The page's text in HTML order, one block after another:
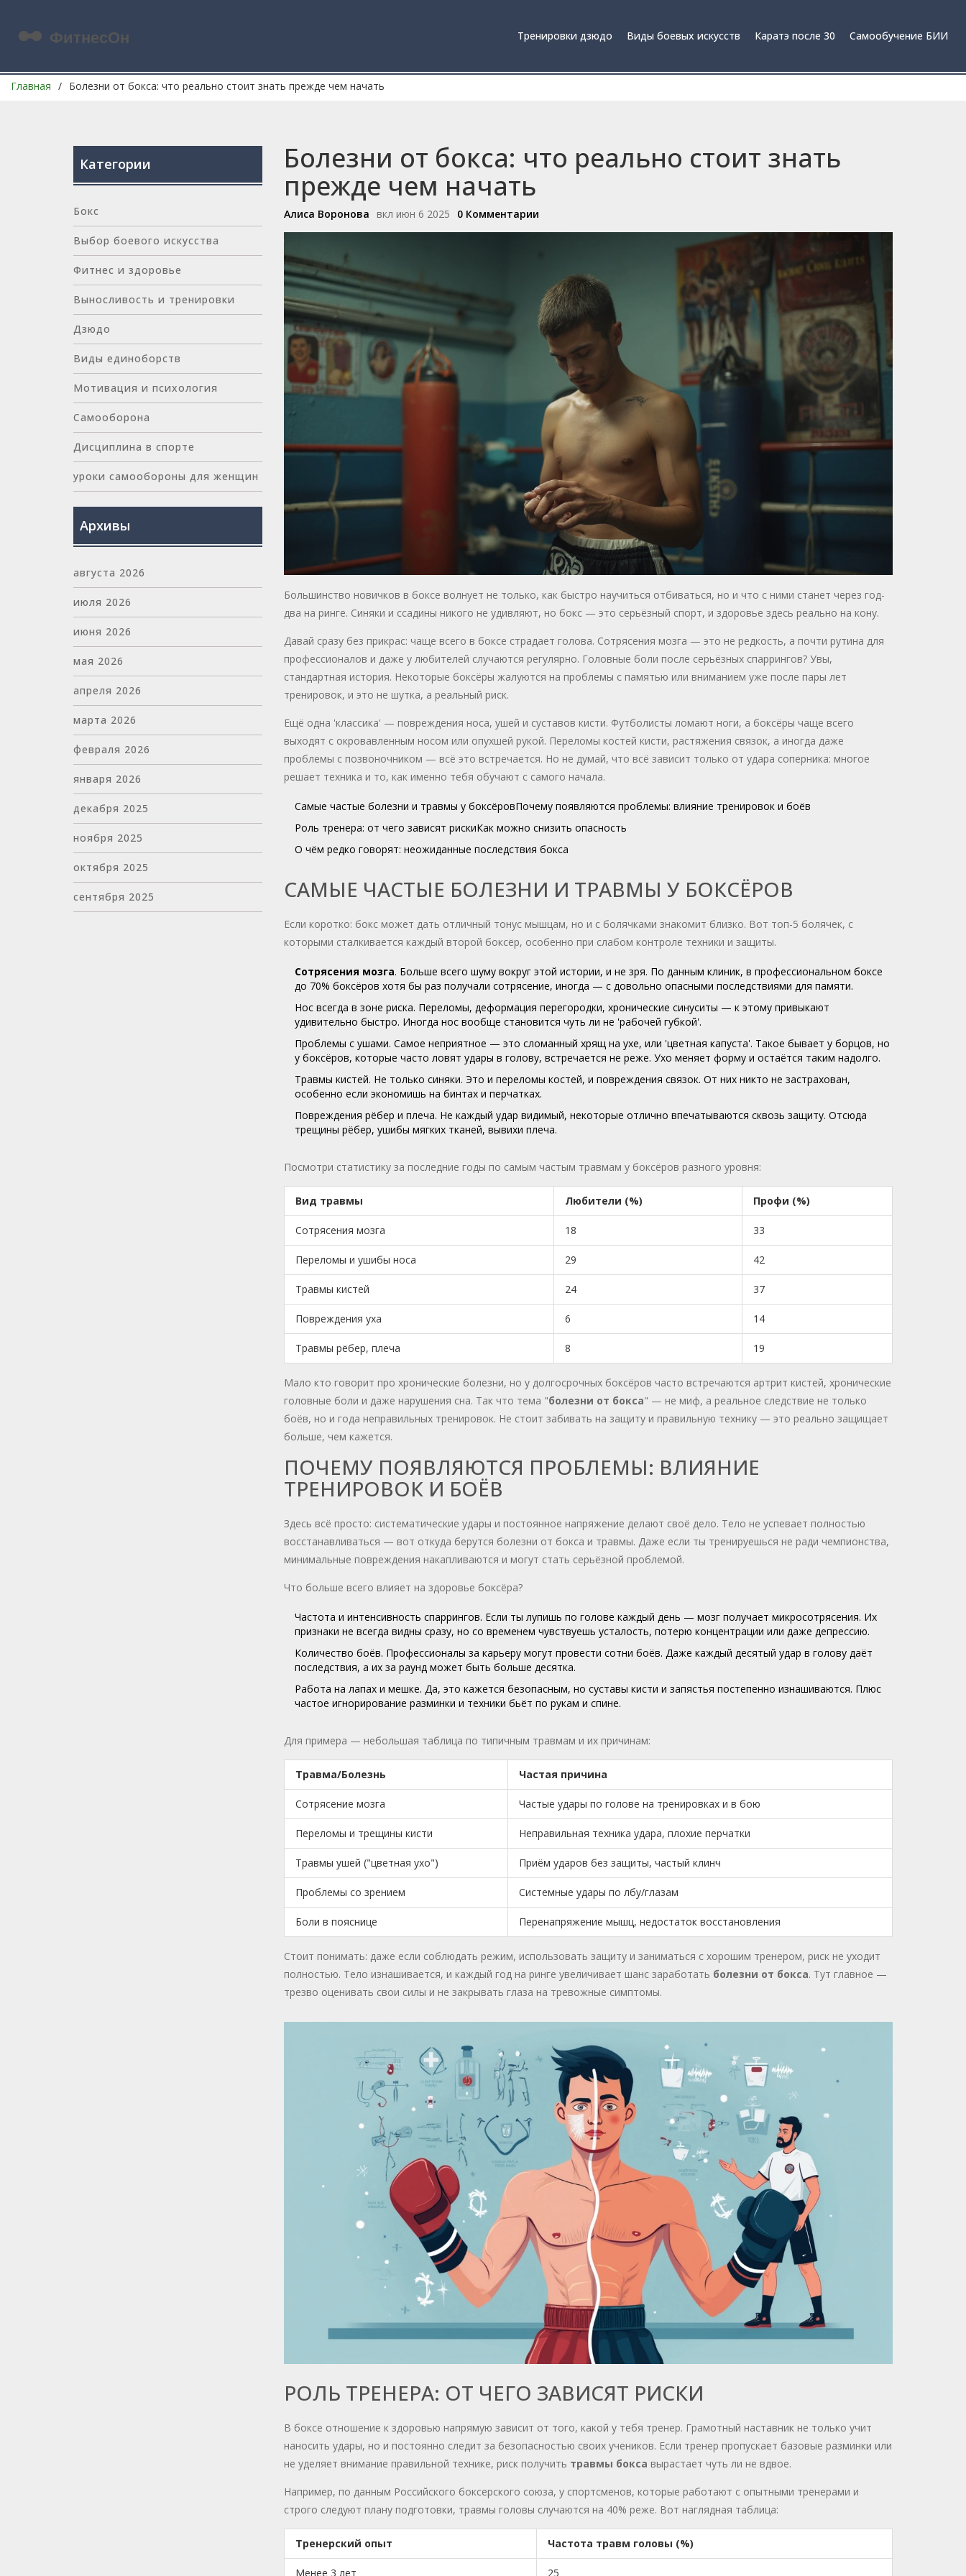
Тренировки дзюдо Виды боевых искусств Каратэ после 30 Самообучение БИИ
Главная Болезни от бокса: что реально стоит знать прежде чем начать
Болезни от бокса: что реально стоит знать
прежде чем начать
Алиса Воронова вкл июн 6 2025 0 Комментарии
Большинство новичков в боксе волнует не только, как быстро научиться отбиваться, но и что с ними станет через год-
два на ринге. Синяки и ссадины никого не удивляют, но бокс — это серьёзный спорт, и здоровье здесь реально на кону.
Давай сразу без прикрас: чаще всего в боксе страдает голова. Сотрясения мозга — это не редкость, а почти рутина для
профессионалов и даже у любителей случаются регулярно. Головные боли после серьёзных спаррингов? Увы,
стандартная история. Некоторые боксёры жалуются на проблемы с памятью или вниманием уже после пары лет
тренировок, и это не шутка, а реальный риск.
Ещё одна 'классика' — повреждения носа, ушей и суставов кисти. Футболисты ломают ноги, а боксёры чаще всего
выходят с окровавленным носом или опухшей рукой. Переломы костей кисти, растяжения связок, а иногда даже
проблемы с позвоночником — всё это встречается. Но не думай, что всё зависит только от удара соперника: многое
решает техника и то, как именно тебя обучают с самого начала.
Самые частые болезни и травмы у боксёровПочему появляются проблемы: влияние тренировок и боёв
Роль тренера: от чего зависят рискиКак можно снизить опасность
О чём редко говорят: неожиданные последствия бокса
САМЫЕ ЧАСТЫЕ БОЛЕЗНИ И ТРАВМЫ У БОКСЁРОВ
Если коротко: бокс может дать отличный тонус мышцам, но и с болячками знакомит близко. Вот топ-5 болячек, с
которыми сталкивается каждый второй боксёp, особенно при слабом контроле техники и защиты.
Сотрясения мозга. Больше всего шуму вокруг этой истории, и не зря. По данным клиник, в профессиональном боксе
до 70% боксёров хотя бы раз получали сотрясение, иногда — с довольно опасными последствиями для памяти.
Нос всегда в зоне риска. Переломы, деформация перегородки, хронические синуситы — к этому привыкают
удивительно быстро. Иногда нос вообще становится чуть ли не 'рабочей губкой'.
Проблемы с ушами. Самое неприятное — это сломанный хрящ на ухе, или 'цветная капуста'. Такое бывает у борцов, но
у боксёров, которые часто ловят удары в голову, встречается не реже. Ухо меняет форму и остаётся таким надолго.
Травмы кистей. Не только синяки. Это и переломы костей, и повреждения связок. От них никто не застрахован,
особенно если экономишь на бинтах и перчатках.
Повреждения рёбер и плеча. Не каждый удар видимый, некоторые отлично впечатываются сквозь защиту. Отсюда
трещины рёбер, ушибы мягких тканей, вывихи плеча.
Посмотри статистику за последние годы по самым частым травмам у боксёров разного уровня:
Вид травмы Любители (%) Профи (%)
Сотрясения мозга 18 33
Переломы и ушибы носа 29 42
Травмы кистей 24 37
Повреждения уха 6 14
Травмы рёбер, плеча 8 19
Мало кто говорит про хронические болезни, но у долгосрочных боксёров часто встречаются артрит кистей, хронические
головные боли и даже нарушения сна. Так что тема "болезни от бокса" — не миф, а реальное следствие не только
боёв, но и года неправильных тренировок. Не стоит забивать на защиту и правильную технику — это реально защищает
больше, чем кажется.
ПОЧЕМУ ПОЯВЛЯЮТСЯ ПРОБЛЕМЫ: ВЛИЯНИЕ
ТРЕНИРОВОК И БОЁВ
Здесь всё просто: систематические удары и постоянное напряжение делают своё дело. Тело не успевает полностью
восстанавливаться — вот откуда берутся болезни от бокса и травмы. Даже если ты тренируешься не ради чемпионства,
минимальные повреждения накапливаются и могут стать серьёзной проблемой.
Что больше всего влияет на здоровье боксёра?
Частота и интенсивность спаррингов. Если ты лупишь по голове каждый день — мозг получает микросотрясения. Их
признаки не всегда видны сразу, но со временем чувствуешь усталость, потерю концентрации или даже депрессию.
Количество боёв. Профессионалы за карьеру могут провести сотни боёв. Даже каждый десятый удар в голову даёт
последствия, а их за раунд может быть больше десятка.
Работа на лапах и мешке. Да, это кажется безопасным, но суставы кисти и запястья постепенно изнашиваются. Плюс
частое игнорирование разминки и техники бьёт по рукам и спине.
Для примера — небольшая таблица по типичным травмам и их причинам:
Травма/Болезнь Частая причина
Сотрясение мозга Частые удары по голове на тренировках и в бою
Переломы и трещины кисти Неправильная техника удара, плохие перчатки
Травмы ушей ("цветная ухо") Приём ударов без защиты, частый клинч
Проблемы со зрением Системные удары по лбу/глазам
Боли в пояснице Перенапряжение мышц, недостаток восстановления
Стоит понимать: даже если соблюдать режим, использовать защиту и заниматься с хорошим тренером, риск не уходит
полностью. Тело изнашивается, и каждый год на ринге увеличивает шанс заработать болезни от бокса. Тут главное —
трезво оценивать свои силы и не закрывать глаза на тревожные симптомы.
РОЛЬ ТРЕНЕРА: ОТ ЧЕГО ЗАВИСЯТ РИСКИ
В боксе отношение к здоровью напрямую зависит от того, какой у тебя тренер. Грамотный наставник не только учит
наносить удары, но и постоянно следит за безопасностью своих учеников. Если тренер пропускает базовые разминки или
не уделяет внимание правильной технике, риск получить травмы бокса вырастает чуть ли не вдвое.
Например, по данным Российского боксерского союза, у спортсменов, которые работают с опытными тренерами и
строго следуют плану подготовки, травмы головы случаются на 40% реже. Вот наглядная таблица:
Тренерский опыт Частота травм головы (%)
Менее 3 лет 25
Категории
Бокс
Выбор боевого искусства
Фитнес и здоровье
Выносливость и тренировки
Дзюдо
Виды единоборств
Мотивация и психология
Самооборона
Дисциплина в спорте
уроки самообороны для женщин
Архивы
августа 2026
июля 2026
июня 2026
мая 2026
апреля 2026
марта 2026
февраля 2026
января 2026
декабря 2025
ноября 2025
октября 2025
сентября 2025